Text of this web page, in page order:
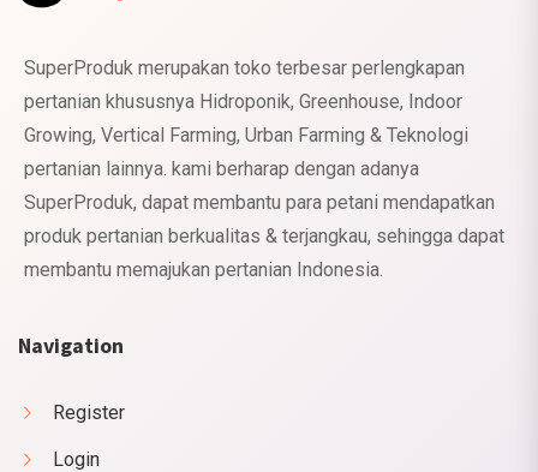
SuperProduk merupakan toko terbesar perlengkapan
pertanian khususnya Hidroponik, Greenhouse, Indoor
Growing, Vertical Farming, Urban Farming & Teknologi
pertanian lainnya. kami berharap dengan adanya
SuperProduk, dapat membantu para petani mendapatkan
produk pertanian berkualitas & terjangkau, sehingga dapat
membantu memajukan pertanian Indonesia.
Navigation
Register
Login